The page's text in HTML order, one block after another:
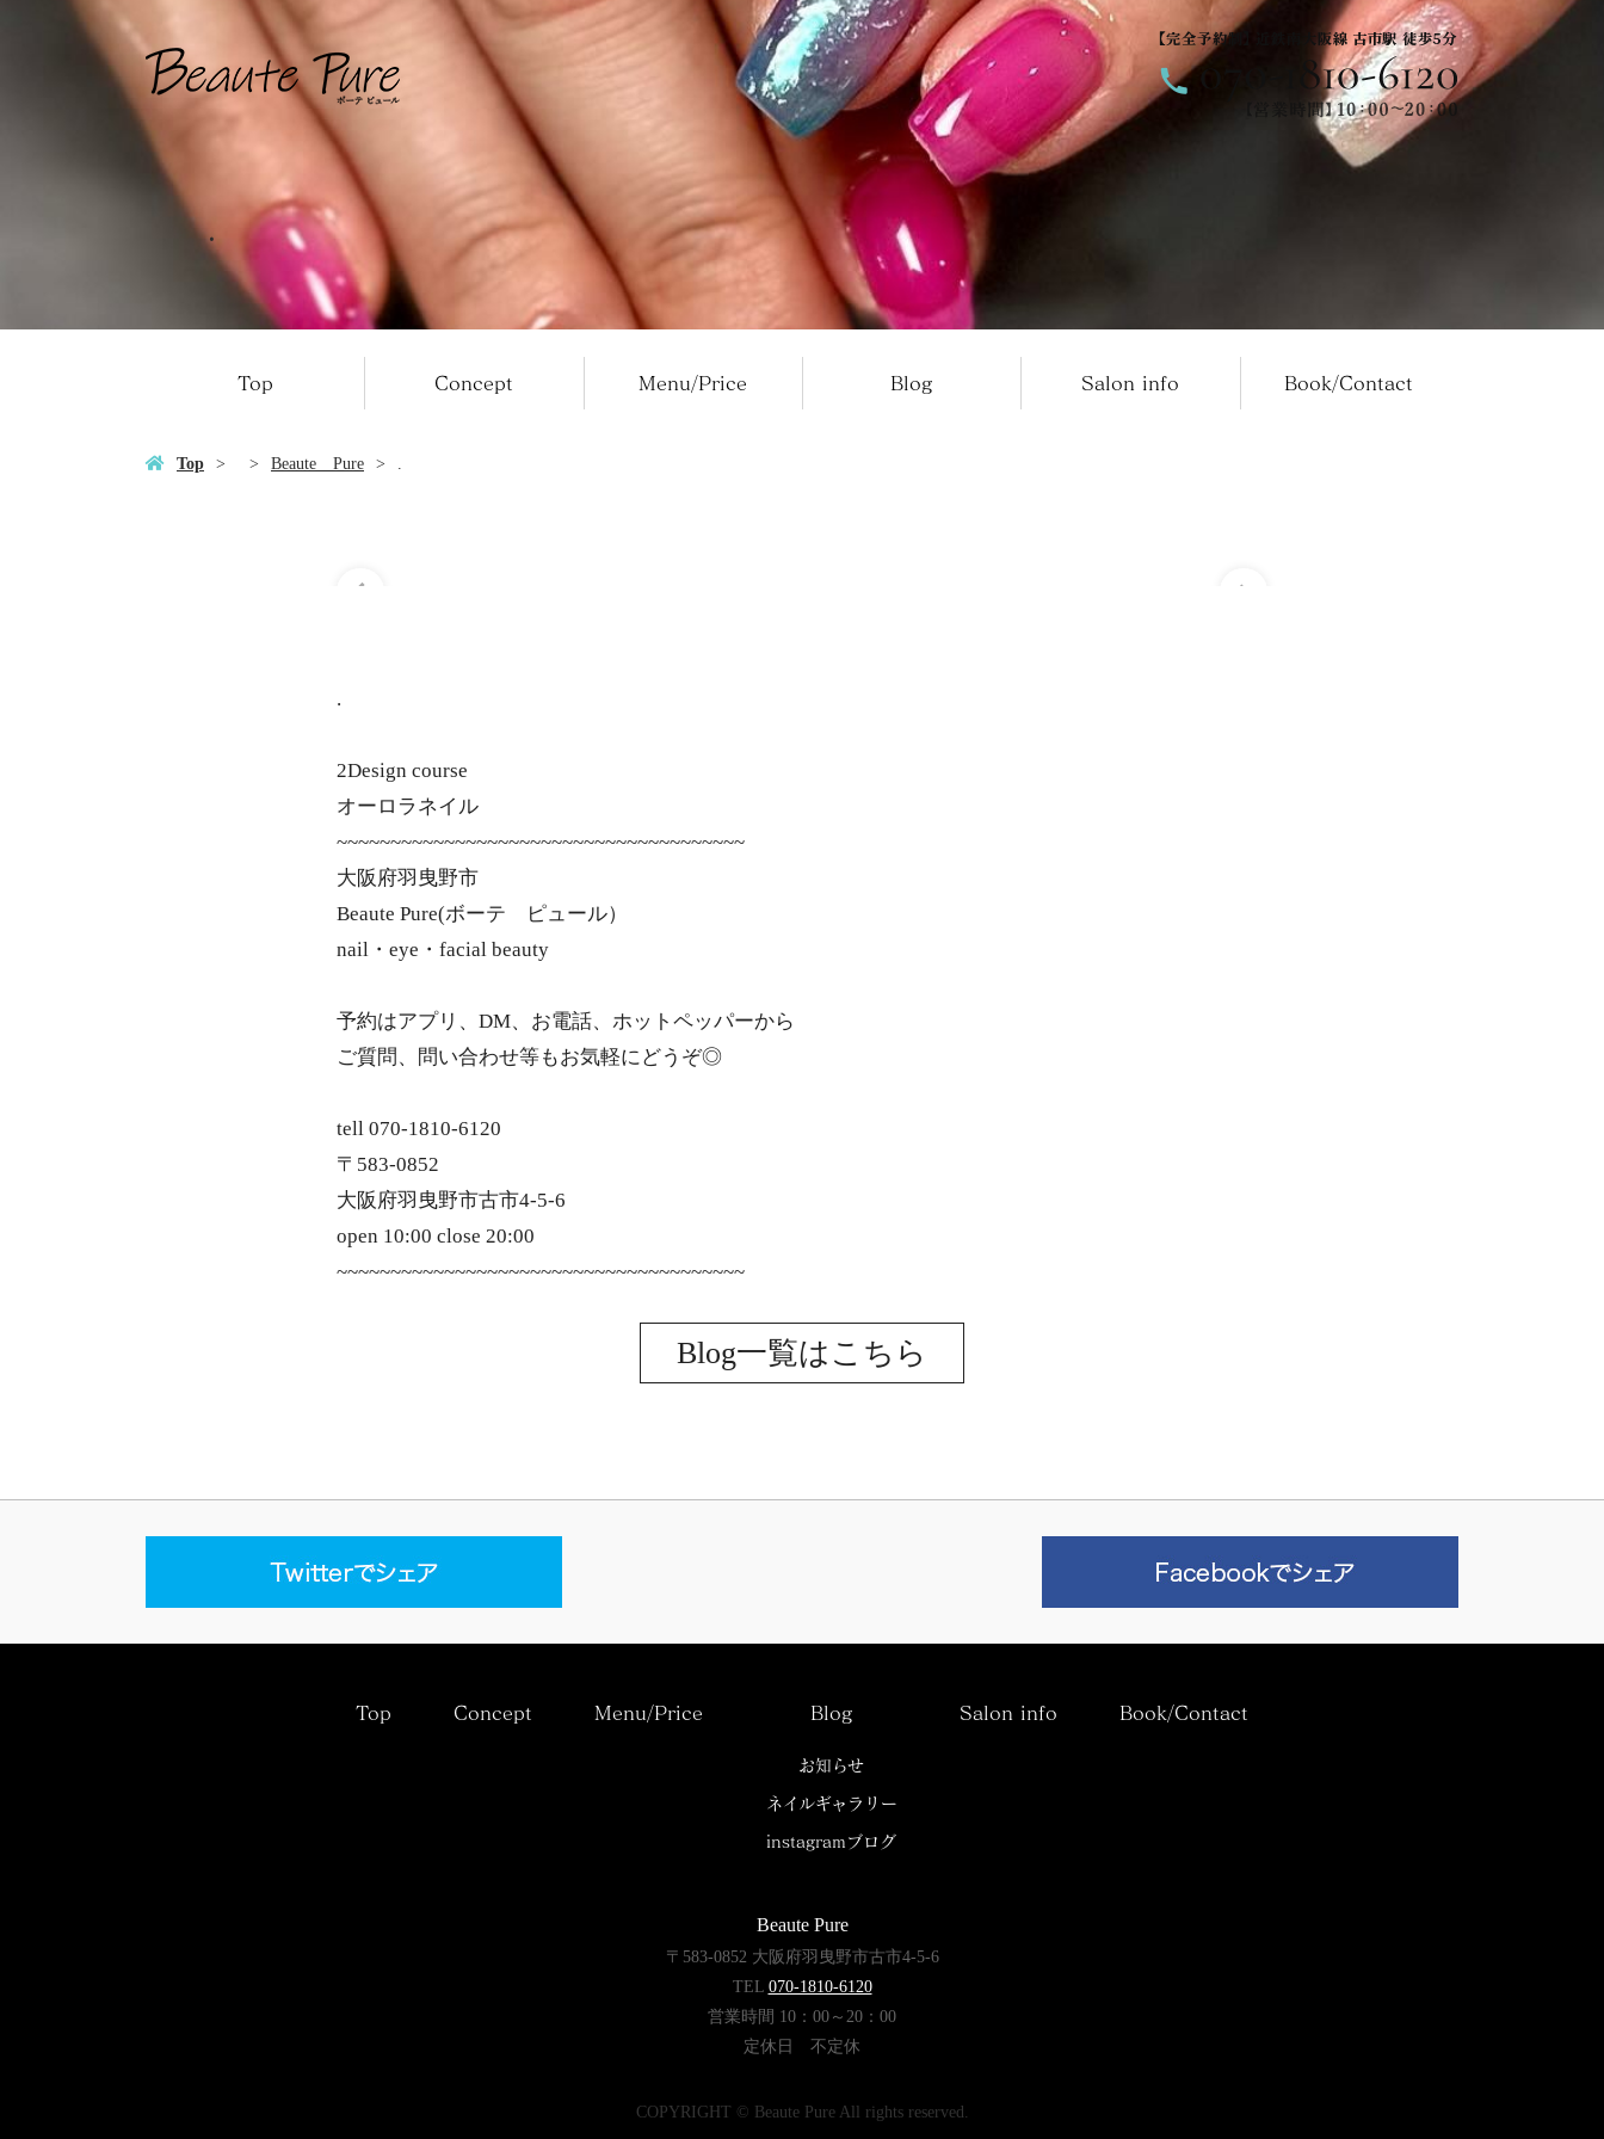
.
Top Concept Menu/Price Blog Salon info Book/Contact
Top Beaute Pure .
.
2Design course
オーロラネイル
~~~~~~~~~~~~~~~~~~~~~~~~~~~~~~~~~~~~~~
大阪府羽曳野市
Beaute Pure(ボーテ ピュール）
nail・eye・facial beauty
予約はアプリ、DM、お電話、ホットペッパーから
ご質問、問い合わせ等もお気軽にどうぞ◎
tell 070-1810-6120
〒583-0852
大阪府羽曳野市古市4-5-6
open 10:00 close 20:00
~~~~~~~~~~~~~~~~~~~~~~~~~~~~~~~~~~~~~~
Blog一覧はこちら
Top Concept Menu/Price Blog
お知らせ
ネイルギャラリー
instagramブログ
Salon info Book/Contact
Beaute Pure
〒583-0852 大阪府羽曳野市古市4-5-6
TEL 070-1810-6120
営業時間 10：00～20：00
定休日 不定休
COPYRIGHT © Beaute Pure All rights reserved.